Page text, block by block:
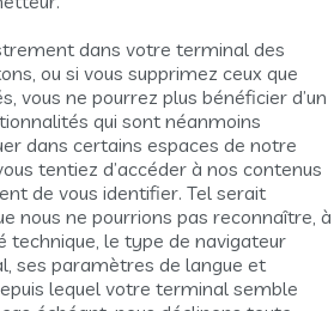
dans votre terminal des
ou si vous supprimez ceux que
vous ne pourrez plus bénéficier d’un
qui sont néanmoins
dans certains espaces de notre
tentiez d’accéder à nos contenus
de vous identifier. Tel serait
nous ne pourrions pas reconnaître, à
technique, le type de navigateur
ses paramètres de langue et
lequel votre terminal semble